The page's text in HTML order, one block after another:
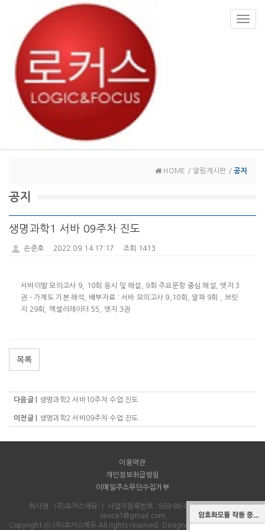
HOME / 알림게시판 /공지
공지
생명과학1 서바 09주차 진도
손준호 2022.09.14 17:17 조회 1413
서바이벌 모의고사 9, 10회 응시 및 해설, 9회 주요문항 중심 해설, 엣지 3
권 - 가계도 기본 해석, 배부자료 : 서바 모의고사 9,10회, 알파 9회 , 브릿
지 29회, 엑셀러레이터 55, 엣지 3권
목록
다음글 | 생명과학2 서바10주차 수업 진도
이전글 | 생명과학2 서바09주차 수업 진도
이용약관
개인정보취급방침
이메일주소무단수집거부
회사명 : (주)로커스에듀｜ 사업자등록번호 : 569-86-00712｜Email :
seoca1@gmail.com
Copyright ⓒ (주)로커스에듀 All rights reserved.
Designed & Programmed by